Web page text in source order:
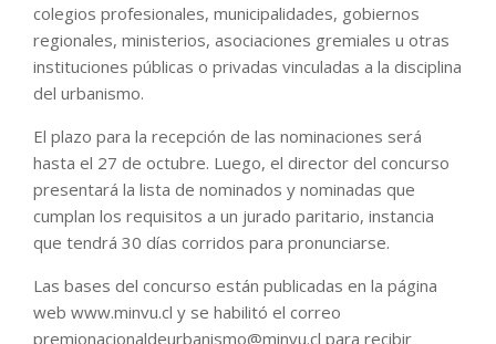
colegios profesionales, municipalidades, gobiernos
regionales, ministerios, asociaciones gremiales u otras
instituciones públicas o privadas vinculadas a la disciplina
del urbanismo.
El plazo para la recepción de las nominaciones será
hasta el 27 de octubre. Luego, el director del concurso
presentará la lista de nominados y nominadas que
cumplan los requisitos a un jurado paritario, instancia
que tendrá 30 días corridos para pronunciarse.
Las bases del concurso están publicadas en la página
web www.minvu.cl y se habilitó el correo
premionacionaldeurbanismo@minvu.cl para recibir